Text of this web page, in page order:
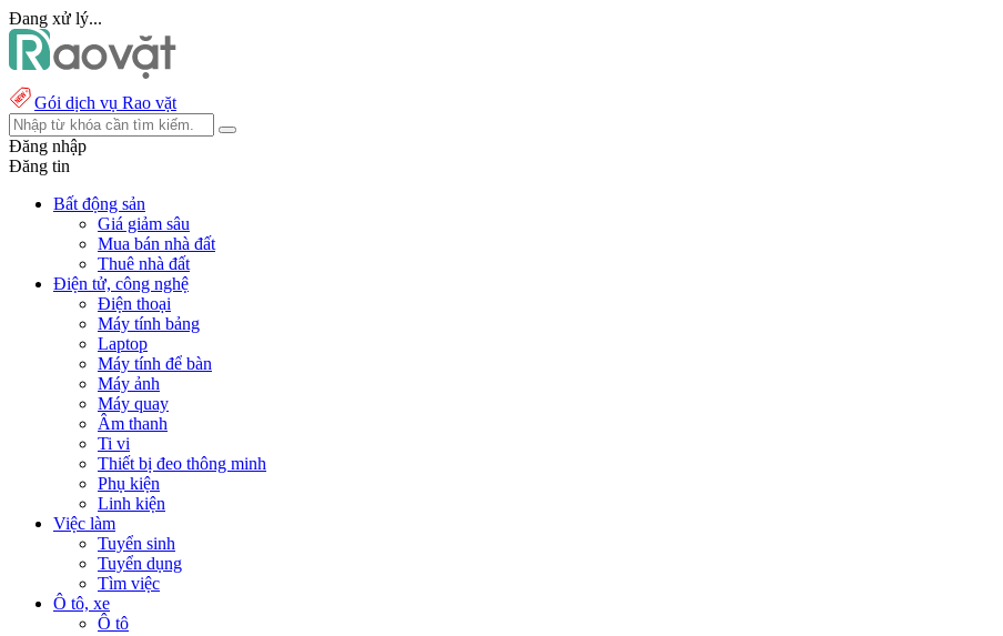
Đang xử lý...
Gói dịch vụ Rao vặt
Đăng nhập
Đăng tin
Bất động sản
Giá giảm sâu
Mua bán nhà đất
Thuê nhà đất
Điện tử, công nghệ
Điện thoại
Máy tính bảng
Laptop
Máy tính để bàn
Máy ảnh
Máy quay
Âm thanh
Ti vi
Thiết bị đeo thông minh
Phụ kiện
Linh kiện
Việc làm
Tuyển sinh
Tuyển dụng
Tìm việc
Ô tô, xe
Ô tô